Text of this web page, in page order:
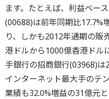
ます。たとえば、利益ベー
(00688)は前年同期比17.7%
り、しかも2012年通期の販
港ドルから1000億香港ドル
手銀行の招商銀行(03968)は
インターネット最大手のテ
業績も32.0%増益の31億元